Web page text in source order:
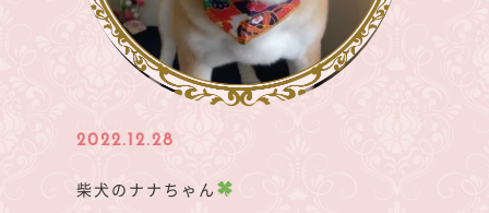
2022.12.28
柴犬のナナちゃん